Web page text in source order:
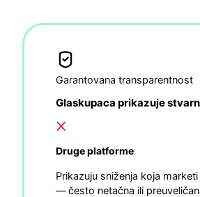
Garantovana transparentnost
Glaskupaca prikazuje
Druge platforme
Prikazuju sniženja koja
— često netačna ili